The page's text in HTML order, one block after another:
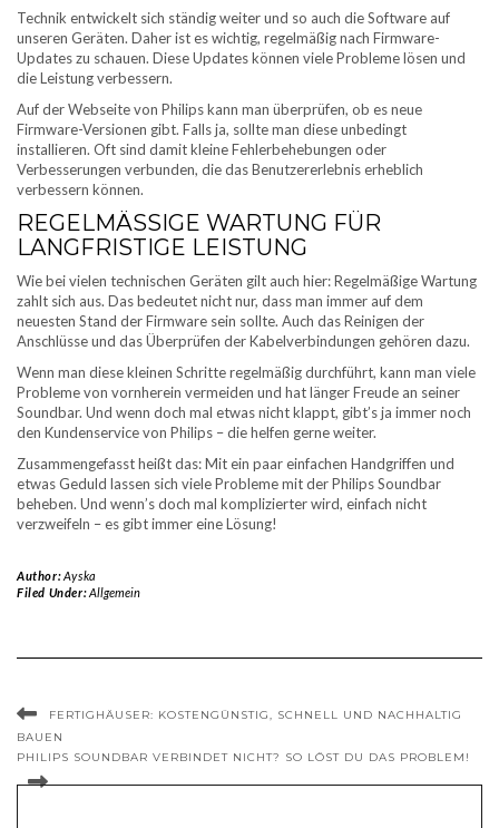
Technik entwickelt sich ständig weiter und so auch die Software auf
unseren Geräten. Daher ist es wichtig, regelmäßig nach Firmware-
Updates zu schauen. Diese Updates können viele Probleme lösen und
die Leistung verbessern.
Auf der Webseite von Philips kann man überprüfen, ob es neue
Firmware-Versionen gibt. Falls ja, sollte man diese unbedingt
installieren. Oft sind damit kleine Fehlerbehebungen oder
Verbesserungen verbunden, die das Benutzererlebnis erheblich
verbessern können.
REGELMÄSSIGE WARTUNG FÜR L
ANGFRISTIGE LEISTUNG
Wie bei vielen technischen Geräten gilt auch hier: Regelmäßige Wartung
zahlt sich aus. Das bedeutet nicht nur, dass man immer auf dem
neuesten Stand der Firmware sein sollte. Auch das Reinigen der
Anschlüsse und das Überprüfen der Kabelverbindungen gehören dazu.
Wenn man diese kleinen Schritte regelmäßig durchführt, kann man viele
Probleme von vornherein vermeiden und hat länger Freude an seiner
Soundbar. Und wenn doch mal etwas nicht klappt, gibt’s ja immer noch
den Kundenservice von Philips – die helfen gerne weiter.
Zusammengefasst heißt das: Mit ein paar einfachen Handgriffen und
etwas Geduld lassen sich viele Probleme mit der Philips Soundbar
beheben. Und wenn’s doch mal komplizierter wird, einfach nicht
verzweifeln – es gibt immer eine Lösung!
Author:Ayska
Filed Under:Allgemein
FERTIGHÄUSER: KOSTENGÜNSTIG, SCHNELL UND NACHHALTIG
BAUEN
PHILIPS SOUNDBAR VERBINDET NICHT? SO LÖST DU DAS PROBLEM!